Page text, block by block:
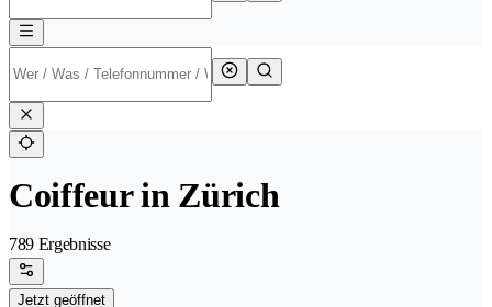
Coiffeur in Zürich
789 Ergebnisse
Jetzt geöffnet